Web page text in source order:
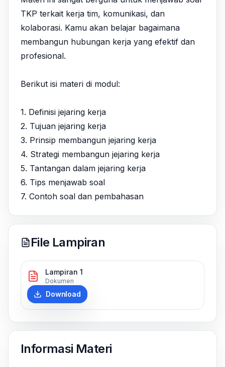
TKP terkait kerja tim, komunikasi, dan
kolaborasi. Kamu akan belajar bagaimana
membangun hubungan kerja yang efektif dan
profesional.
Berikut isi materi di modul:
1. Definisi jejaring kerja
2. Tujuan jejaring kerja
3. Prinsip membangun jejaring kerja
4. Strategi membangun jejaring kerja
5. Tantangan dalam jejaring kerja
6. Tips menjawab soal
7. Contoh soal dan pembahasan
File Lampiran
Lampiran 1
Dokumen
Download
Informasi Materi